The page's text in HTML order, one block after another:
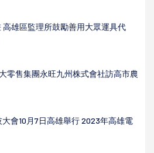
高雄區監理所鼓勵善用大眾運具代
零售集團永旺九州株式會社訪高市農
會10月7日高雄舉行 2023年高雄電